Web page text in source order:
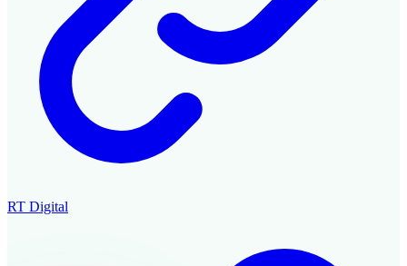
RT Digital